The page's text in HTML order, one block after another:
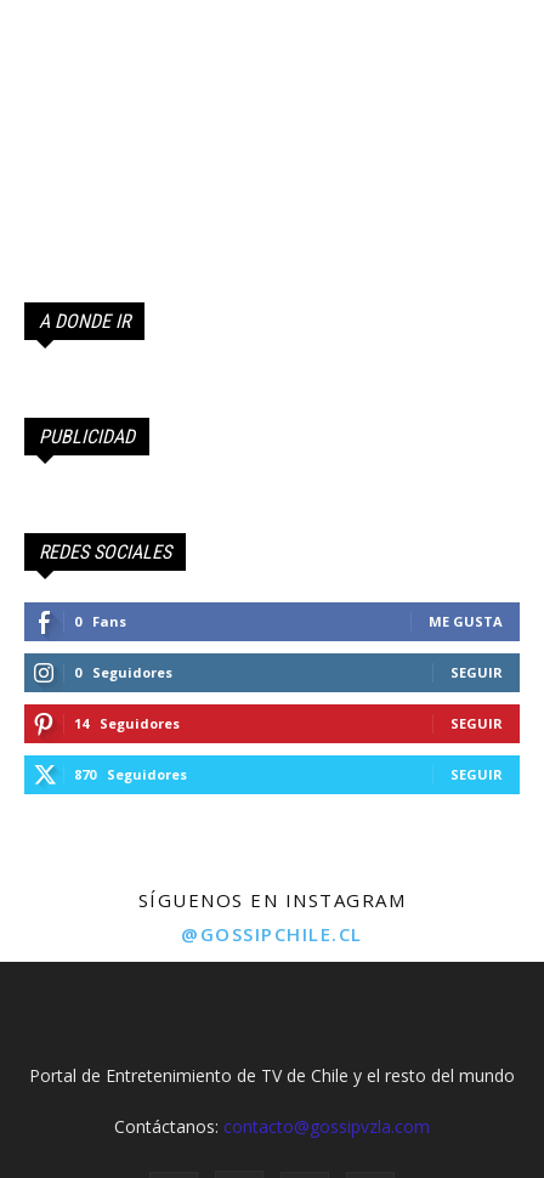
A DONDE IR
PUBLICIDAD
REDES SOCIALES
0 Fans ME GUSTA
0 Seguidores SEGUIR
14 Seguidores SEGUIR
870 Seguidores SEGUIR
SÍGUENOS EN INSTAGRAM
@GOSSIPCHILE.CL
Portal de Entretenimiento de TV de Chile y el resto del mundo
Contáctanos: contacto@gossipvzla.com